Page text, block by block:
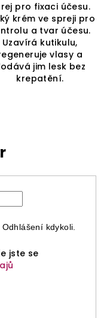
pro fixaci účesu.
krém ve spreji pro
a tvar účesu.
Uzavírá kutikulu,
vlasy a
jim lesk bez
krepatění.
kdykoli.
jste se